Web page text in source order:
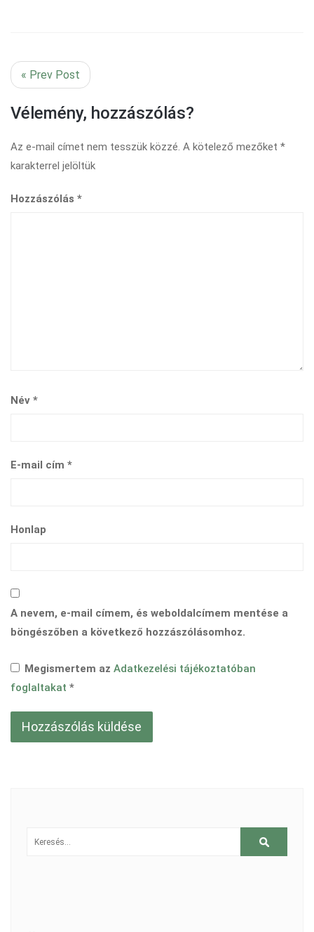
« Prev Post
Vélemény, hozzászólás?
Az e-mail címet nem tesszük közzé. A kötelező mezőket *
karakterrel jelöltük
Hozzászólás *
Név *
E-mail cím *
Honlap
A nevem, e-mail címem, és weboldalcímem mentése a
böngészőben a következő hozzászólásomhoz.
Megismertem az Adatkezelési tájékoztatóban
foglaltakat *